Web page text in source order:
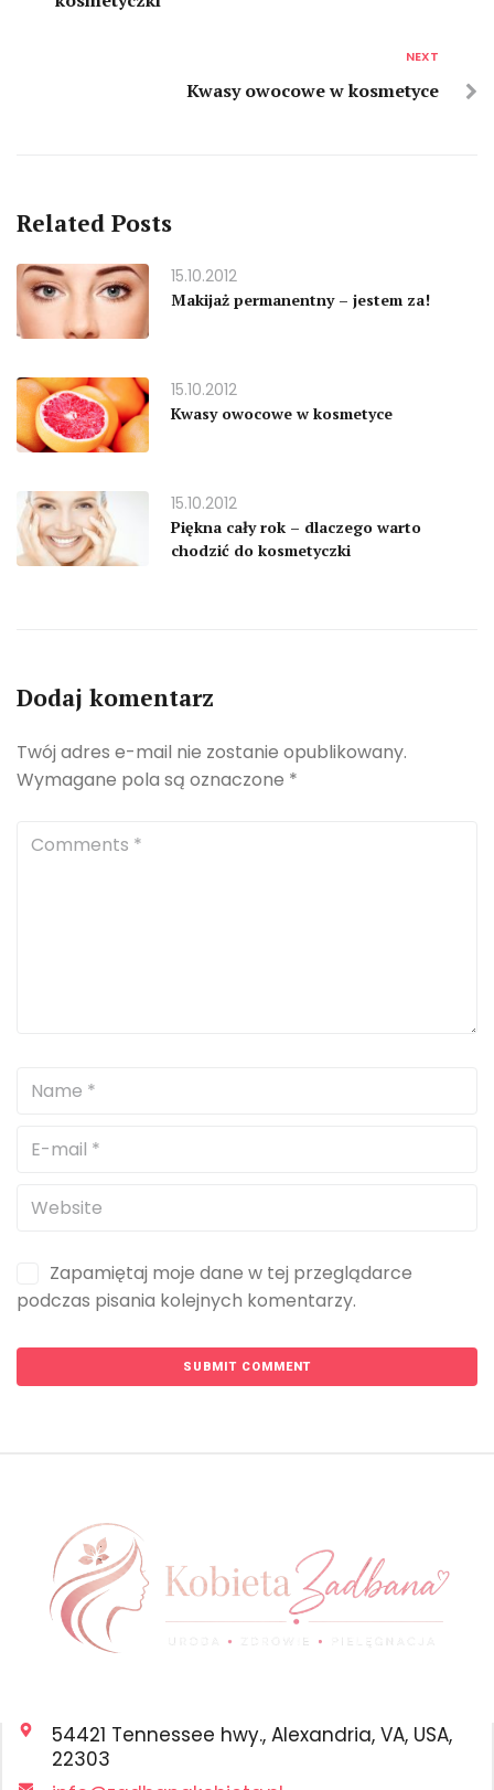
NEXT
Kwasy owocowe w kosmetyce
Related Posts
15.10.2012
Makijaż permanentny – jestem za!
15.10.2012
Kwasy owocowe w kosmetyce
15.10.2012
Piękna cały rok – dlaczego warto
chodzić do kosmetyczki
Dodaj komentarz
Twój adres e-mail nie zostanie opublikowany.
Wymagane pola są oznaczone *
Zapamiętaj moje dane w tej przeglądarce
podczas pisania kolejnych komentarzy.
54421 Tennessee hwy., Alexandria, VA, USA,
22303